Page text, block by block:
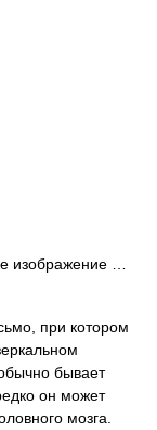
изображение …
при котором
бывает
он может
мозга.